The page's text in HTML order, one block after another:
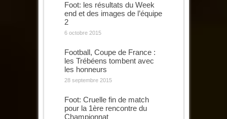
Foot: les résultats du Week
end et des images de l’équipe
2
6 octobre 2015
Football, Coupe de France :
les Trébéens tombent avec
les honneurs
28 septembre 2015
Foot: Cruelle fin de match
pour la 1ère rencontre du
Championnat